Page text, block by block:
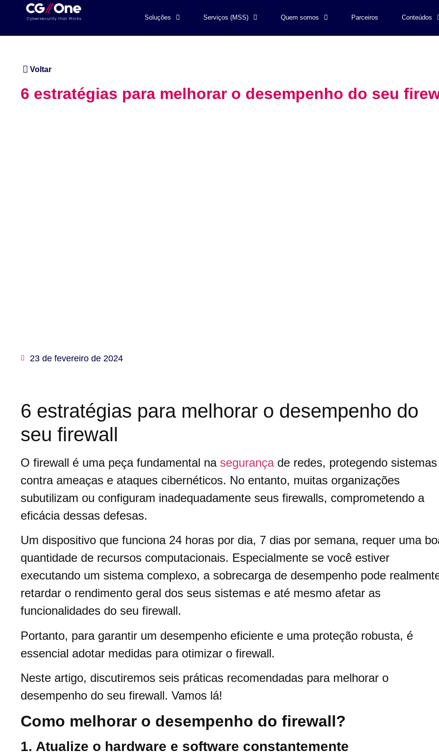
Soluções Serviços (MSS) Quem somos Parceiros Conteúdos
Voltar
6 estratégias para melhorar o desempenho do seu
23 de fevereiro de 2024
6 estratégias para melhorar o desempenho do
seu firewall
O firewall é uma peça fundamental na segurançade redes, protegendo sistemas
contra ameaças e ataques cibernéticos. No entanto, muitas organizações
subutilizam ou configuram inadequadamente seus firewalls, comprometendo a
eficácia dessas defesas.
Um dispositivo que funciona 24 horas por dia, 7 dias por semana, requer uma
quantidade de recursos computacionais. Especialmente se você estiver
executando um sistema complexo, a sobrecarga de desempenho pode
retardar o rendimento geral dos seus sistemas e até mesmo afetar as
funcionalidades do seu firewall.
Portanto, para garantir um desempenho eficiente e uma proteção robusta, é
essencial adotar medidas para otimizar o firewall.
Neste artigo, discutiremos seis práticas recomendadas para melhorar o
desempenho do seu firewall. Vamos lá!
Como melhorar o desempenho do firewall?
1. Atualize o hardware e software constantemente